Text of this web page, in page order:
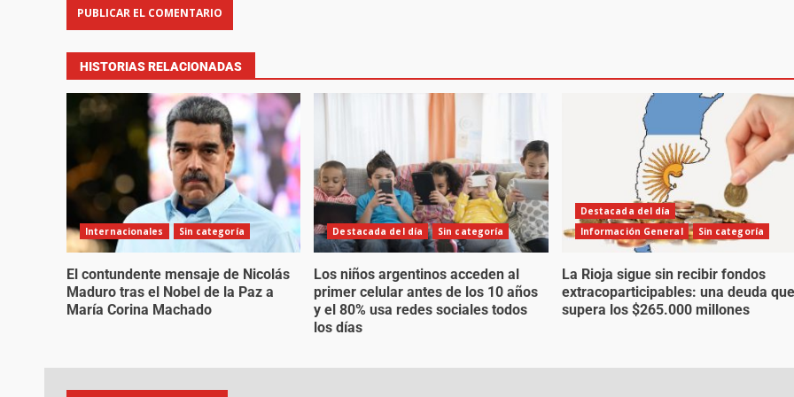
HISTORIAS RELACIONADAS
Internacionales Sin categoría
El contundente mensaje de Nicolás
Maduro tras el Nobel de la Paz a
María Corina Machado
Destacada del día Sin categoría
Los niños argentinos acceden al
primer celular antes de los 10 años
y el 80% usa redes sociales todos
los días
Destacada del día
Información General
Sin categoría
La Rioja sigue sin recibir fondos
extracoparticipables: una deuda que
supera los $265.000 millones